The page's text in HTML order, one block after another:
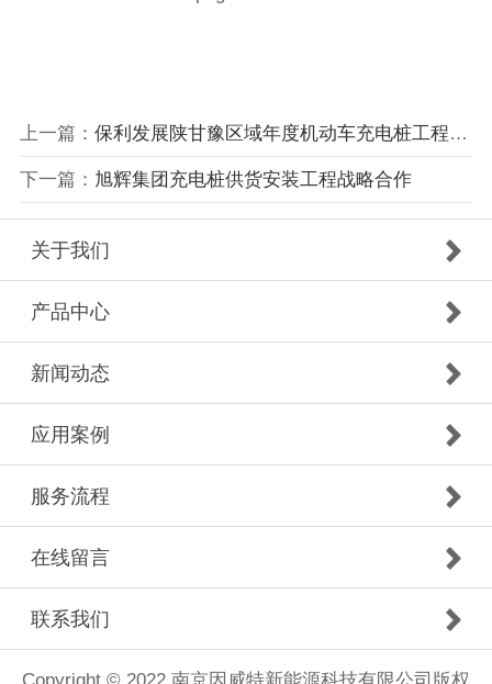
上一篇： 保利发展陕甘豫区域年度机动车充电桩工程合作协议
下一篇： 旭辉集团充电桩供货安装工程战略合作
关于我们
产品中心
新闻动态
应用案例
服务流程
在线留言
联系我们